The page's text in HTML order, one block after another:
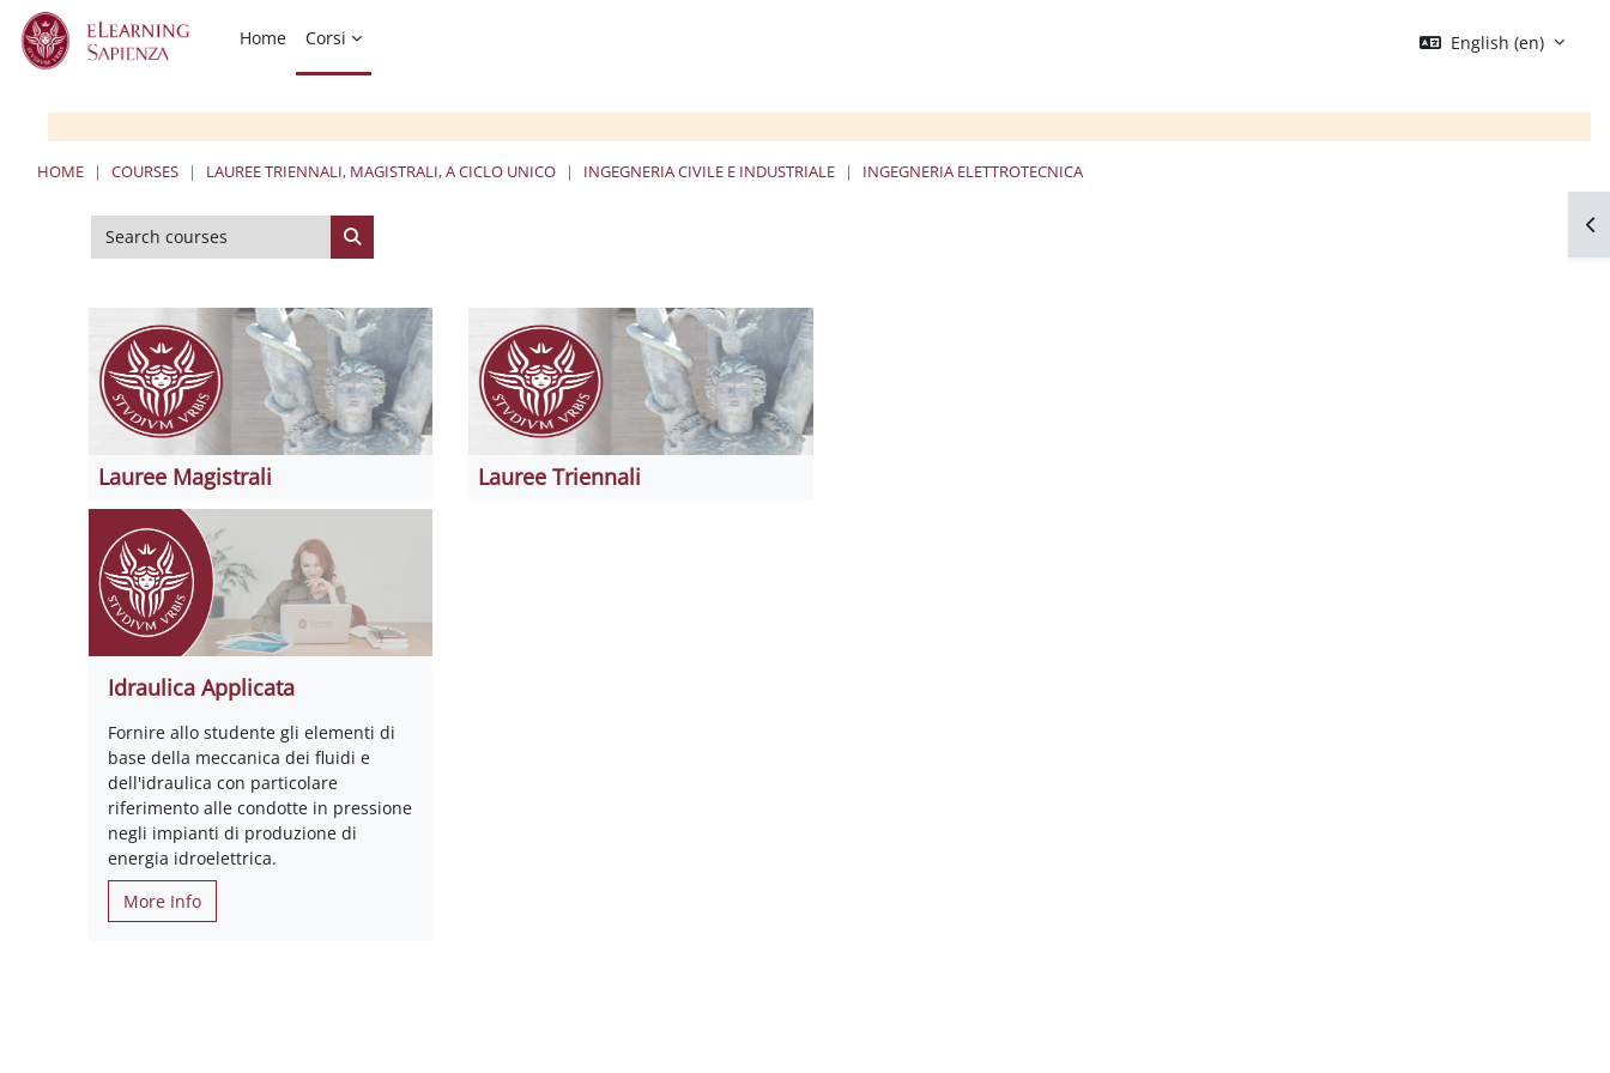
Skip to main content
Home
Corsi English ‎(en)‎
HOME COURSES LAUREE TRIENNALI, MAGISTRALI, A CICLO UNICO INGEGNERIA CIVILE E INDUSTRIALE INGEGNERIA ELETTROTECNICA
Search courses
Search courses
Lauree Magistrali Lauree Triennali
Idraulica Applicata
Fornire allo studente gli elementi di
base della meccanica dei fluidi e
dell'idraulica con particolare
riferimento alle condotte in pressione
negli impianti di produzione di
energia idroelettrica.
More Info